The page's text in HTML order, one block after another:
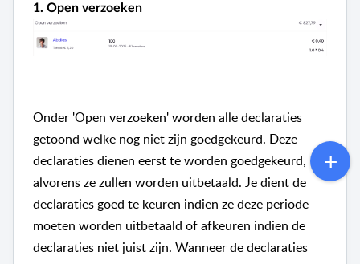
1. Open verzoeken
Onder 'Open verzoeken' worden alle declaraties
getoond welke nog niet zijn goedgekeurd. Deze
declaraties dienen eerst te worden goedgekeurd,
alvorens ze zullen worden uitbetaald. Je dient de
declaraties goed te keuren indien ze deze periode
moeten worden uitbetaald of afkeuren indien de
declaraties niet juist zijn. Wanneer de declaraties